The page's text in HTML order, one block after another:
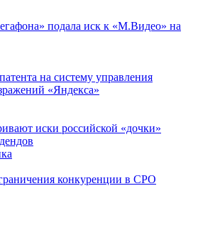
подала иск к «М.Видео» на
на систему управления
«Яндекса»
иски российской «дочки»
конкуренции в СРО